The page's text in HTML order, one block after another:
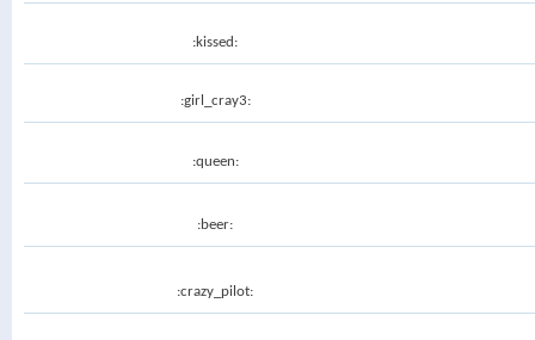
:kissed:
:girl_cray3:
:queen:
:beer:
:crazy_pilot: